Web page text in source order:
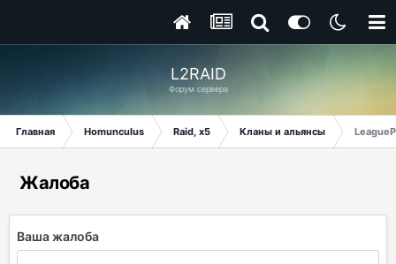
L2RAID
Форум сервера
Главная Homunculus Raid, x5 Кланы и альянсы
Жалоба
Ваша жалоба